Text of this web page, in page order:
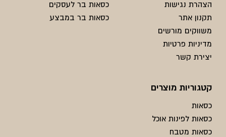
הצהרת נגישות
תקנון אתר
משווקים מורשים
מדיניות פרטיות
יצירת קשר
כסאות בר לעסקים
כסאות בר במבצע
קטגוריות מוצרים
כסאות
כסאות לפינות אוכל
כסאות מטבח